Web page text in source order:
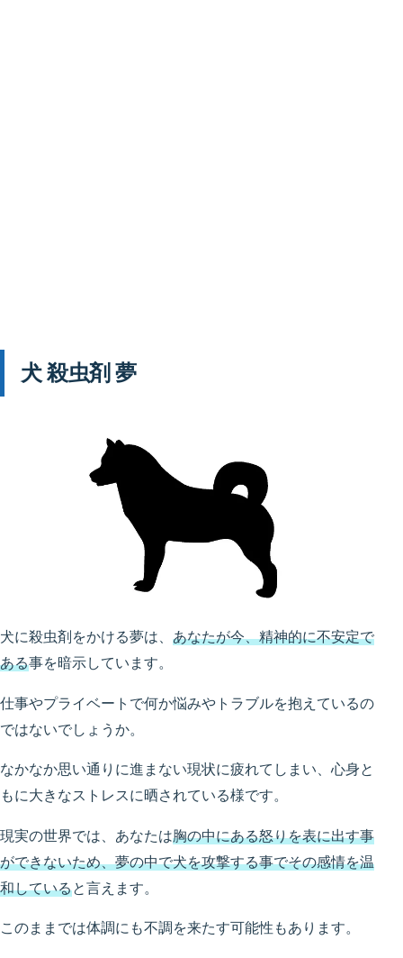
犬 殺虫剤 夢
犬に殺虫剤をかける夢は、 あなたが今、精神的に不安定で
ある事を暗示しています。
仕事やプライベートで何か悩みやトラブルを抱えているの
ではないでしょうか。
なかなか思い通りに進まない現状に疲れてしまい、心身と
もに大きなストレスに晒されている様です。
現実の世界では、あなたは胸の中にある怒りを表に出す事
ができないため、夢の中で犬を攻撃する事でその感情を温
和していると言えます。
このままでは体調にも不調を来たす可能性もあります。